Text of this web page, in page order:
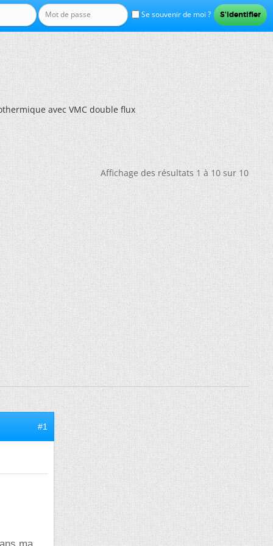
Se souvenir de moi ?
avec VMC double flux
Affichage des résultats 1 à 10 sur 10
#1